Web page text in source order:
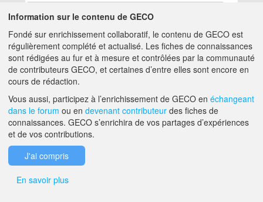
Aucun résultat
A PROPOS DE GECO AIDE
F.A.Q. NOUS CONTACTER
Information sur le contenu de GECO
Fondé sur enrichissement collaboratif, le contenu de GECO est
régulièrement complété et actualisé. Les fiches de connaissances
sont rédigées au fur et à mesure et contrôlées par la communauté
de contributeurs GECO, et certaines d’entre elles sont encore en
cours de rédaction.
Vous aussi, participez à l’enrichissement de GECO en échangeant
dans le forum ou en devenant contributeur des fiches de
connaissances. GECO s’enrichira de vos partages d’expériences
et de vos contributions.
J'ai compris
En savoir plus